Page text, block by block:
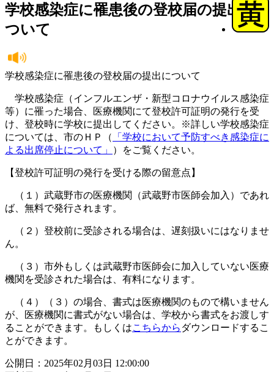
学校感染症に罹患後の登校届の提出に
ついて
学校感染症に罹患後の登校届の提出について
学校感染症（インフルエンザ・新型コロナウイルス感染症
等）に罹った場合、医療機関にて登校許可証明の発行を受
け、登校時に学校に提出してください。※詳しい学校感染症
については、市のＨＰ（
「学校において予防すべき感染症に
よる出席停止について」
）をご覧ください。
【登校許可証明の発行を受ける際の留意点】
（１）武蔵野市の医療機関（武蔵野市医師会加入）であれ
ば、無料で発行されます。
（２）登校前に受診される場合は、遅刻扱いにはなりませ
ん。
（３）市外もしくは武蔵野市医師会に加入していない医療
機関を受診された場合は、有料になります。
（４）（３）の場合、書式は医療機関のもので構いません
が、医療機関に書式がない場合は、学校から書式をお渡しす
ることができます。もしくはこちらから ダウンロードするこ
とができます。
公開日：2025年02月03日 12:00:00